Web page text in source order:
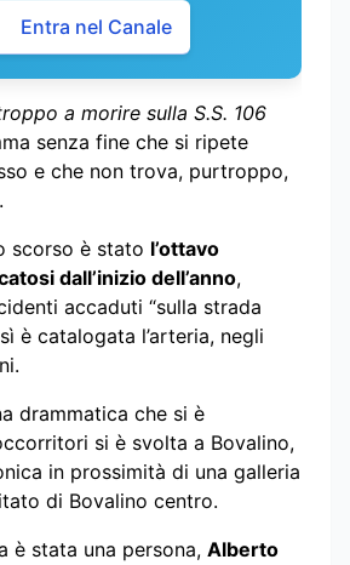
Entra nel Canale
a morire sulla S.S. 106
senza fine che si ripete
e che non trova, purtroppo,
scorso è stato l’ottavo
dall’inizio dell’anno,
accaduti “sulla strada
è catalogata l’arteria, negli
drammatica che si è
si è svolta a Bovalino,
in prossimità di una galleria
di Bovalino centro.
è stata una persona, Alberto